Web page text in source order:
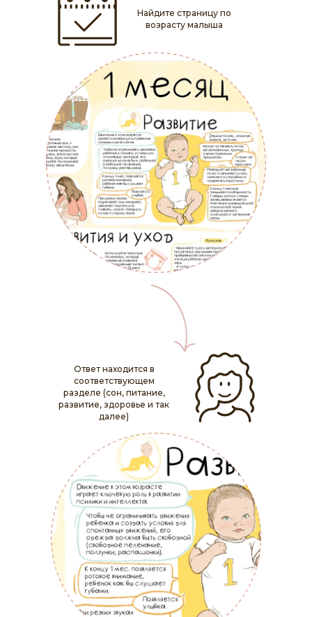
Найдите страницу по
возрасту малыша
Ответ находится в
соответствующем
разделе (сон, питание,
развитие, здоровье и так
далее)